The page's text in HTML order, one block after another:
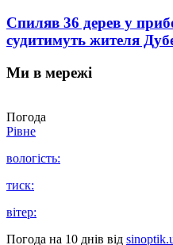
Спиляв 36 дерев у
судитимуть жителя
Ми в мережі
Погода
Рівне
вологість:
тиск:
вітер:
Погода на 10 днів від